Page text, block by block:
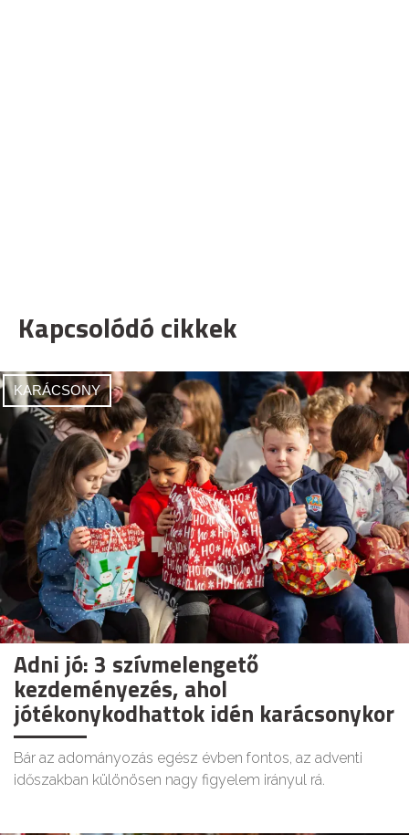
Kapcsolódó cikkek
KARÁCSONY
Adni jó: 3 szívmelengető
kezdeményezés, ahol
jótékonykodhattok idén karácsonykor
Bár az adományozás egész évben fontos, az adventi
időszakban különösen nagy figyelem irányul rá.